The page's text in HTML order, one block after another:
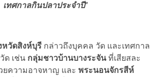
เทศกาลกินปลาประจำปี"
หวัดสิงห์บุรี กล่าวถึงบุคคล วัด และเทศกาล
ด เช่น กลุ่มชาวบ้านบางระจันที่เสียสละ
ยความอาจหาญ และ พระนอนจักรสีห์